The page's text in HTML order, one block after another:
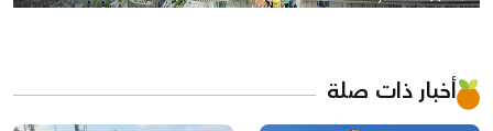
أخبار ذات صلة